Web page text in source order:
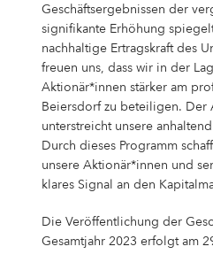
Geschäftsergebnissen der
signifikante Erhöhung
nachhaltige Ertragskraft des
freuen uns, dass wir in der
Aktionär*innen stärker am
Beiersdorf zu beteiligen. Der
unterstreicht unsere
Durch dieses Programm
unsere Aktionär*innen und
klares Signal an den
Die Veröffentlichung der
Gesamtjahr 2023 erfolgt am